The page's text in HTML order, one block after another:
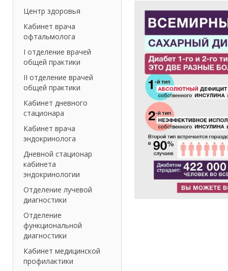
Центр здоровья
Кабинет врача
офтальмолога
I отделение врачей
общей практики
II отделение врачей
общей практики
Кабинет дневного
стационара
Кабинет врача
эндокринолога
Дневной стационар
кабинета
эндокринологии
Отделение лучевой
диагностики
Отделение
функциональной
диагностики
Кабинет медицинской
профилактики